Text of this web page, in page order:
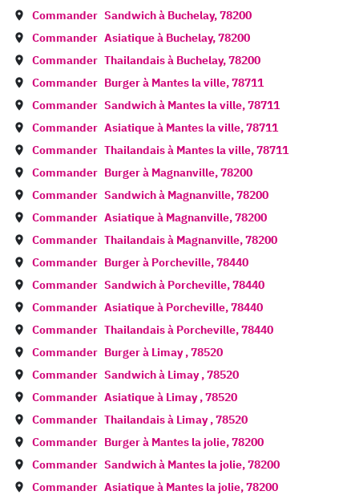
Commander Sandwich à Buchelay,78200
Commander Asiatique à Buchelay,78200
Commander Thailandais à Buchelay,78200
Commander Burger à Mantes la ville,78711
Commander Sandwich à Mantes la ville,78711
Commander Asiatique à Mantes la ville,78711
Commander Thailandais à Mantes la ville,78711
Commander Burger à Magnanville,78200
Commander Sandwich à Magnanville,78200
Commander Asiatique à Magnanville,78200
Commander Thailandais à Magnanville,78200
Commander Burger à Porcheville,78440
Commander Sandwich à Porcheville,78440
Commander Asiatique à Porcheville,78440
Commander Thailandais à Porcheville,78440
Commander Burger à Limay,78520
Commander Sandwich à Limay,78520
Commander Asiatique à Limay,78520
Commander Thailandais à Limay,78520
Commander Burger à Mantes la jolie,78200
Commander Sandwich à Mantes la jolie,78200
Commander Asiatique à Mantes la jolie,78200